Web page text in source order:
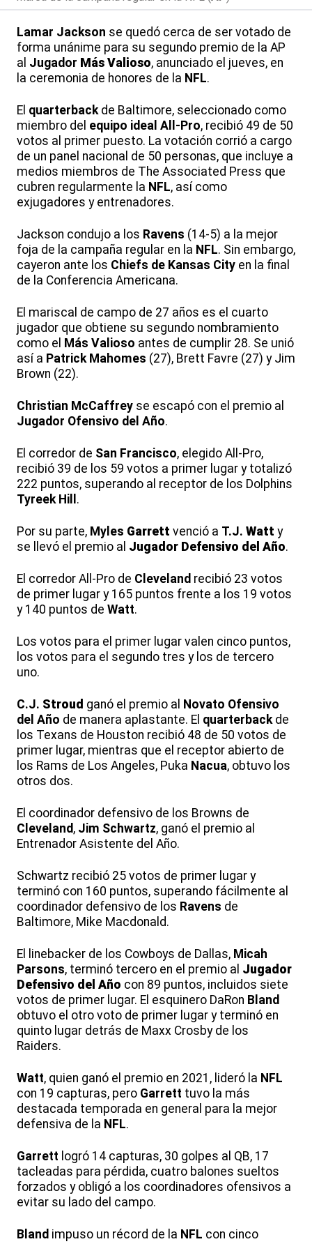
Lamar Jackson se quedó cerca de ser votado de
forma unánime para su segundo premio de la AP
al Jugador Más Valioso, anunciado el jueves, en
la ceremonia de honores de la NFL.
El quarterbackde Baltimore, seleccionado como
miembro del equipo ideal All-Pro, recibió 49 de 50
votos al primer puesto. La votación corrió a cargo
de un panel nacional de 50 personas, que incluye a
medios miembros de The Associated Press que
cubren regularmente la NFL, así como
exjugadores y entrenadores.
Jackson condujo a los Ravens (14-5) a la mejor
foja de la campaña regular en la NFL. Sin embargo,
cayeron ante los Chiefs de Kansas City en la final
de la Conferencia Americana.
El mariscal de campo de 27 años es el cuarto
jugador que obtiene su segundo nombramiento
como el Más Valioso antes de cumplir 28. Se unió
así a Patrick Mahomes (27), Brett Favre (27) y Jim
Brown (22).
Christian McCaffrey se escapó con el premio al
Jugador Ofensivo del Año.
El corredor de San Francisco, elegido All-Pro,
recibió 39 de los 59 votos a primer lugar y totalizó
222 puntos, superando al receptor de los Dolphins
Tyreek Hill .
Por su parte, Myles Garrett venció a T.J. Watt y
se llevó el premio al Jugador Defensivo del Año.
El corredor All-Pro de Cleveland recibió 23 votos
de primer lugar y 165 puntos frente a los 19 votos
y 140 puntos de Watt.
Los votos para el primer lugar valen cinco puntos,
los votos para el segundo tres y los de tercero
uno.
C.J. Stroud ganó el premio al Novato Ofensivo
del Año de manera aplastante. El quarterbackde
los Texans de Houston recibió 48 de 50 votos de
primer lugar, mientras que el receptor abierto de
los Rams de Los Angeles, Puka Nacua, obtuvo los
otros dos.
El coordinador defensivo de los Browns de
Cleveland, Jim Schwartz, ganó el premio al
Entrenador Asistente del Año.
Schwartz recibió 25 votos de primer lugar y
terminó con 160 puntos, superando fácilmente al
coordinador defensivo de los Ravens de
Baltimore, Mike Macdonald.
El linebacker de los Cowboys de Dallas, Micah
Parsons, terminó tercero en el premio al Jugador
Defensivo del Año con 89 puntos, incluidos siete
votos de primer lugar. El esquinero DaRon Bland
obtuvo el otro voto de primer lugar y terminó en
quinto lugar detrás de Maxx Crosby de los
Raiders.
Watt, quien ganó el premio en 2021, lideró la NFL
con 19 capturas, pero Garrett tuvo la más
destacada temporada en general para la mejor
defensiva de la NFL.
Garrett logró 14 capturas, 30 golpes al QB, 17
tacleadas para pérdida, cuatro balones sueltos
forzados y obligó a los coordinadores ofensivos a
evitar su lado del campo.
Bland impuso un récord de la NFL con cinco